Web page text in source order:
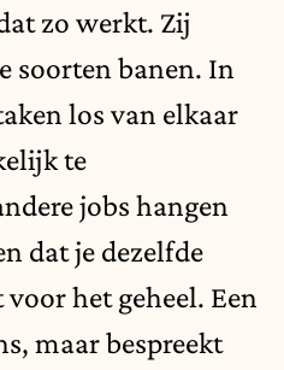
zo werkt. Zij
soorten banen. In
los van elkaar
te
jobs hangen
dat je dezelfde
het geheel. Een
maar bespreekt